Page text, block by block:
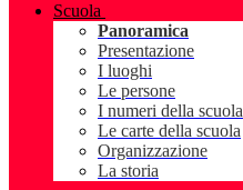
Scuola
Panoramica
Presentazione
I luoghi
Le persone
I numeri della scuola
Le carte della scuola
Organizzazione
La storia